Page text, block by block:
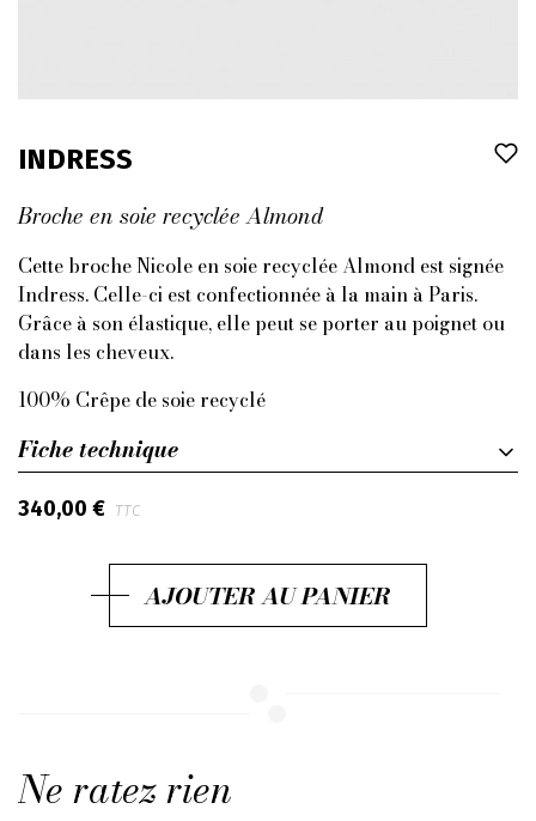
INDRESS
Broche en soie recyclée Almond
Cette broche Nicole en soie recyclée Almond est signée
Indress. Celle-ci est confectionnée à la main à Paris.
Grâce à son élastique, elle peut se porter au poignet ou
dans les cheveux.
100% Crêpe de soie recyclé
Fiche technique
340,00 € TTC
AJOUTER AU PANIER
Ne ratez rien